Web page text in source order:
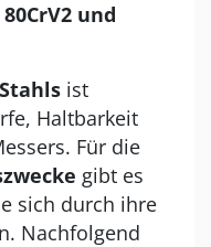
und
ist
Haltbarkeit
Für die
gibt es
sich durch ihre
Nachfolgend